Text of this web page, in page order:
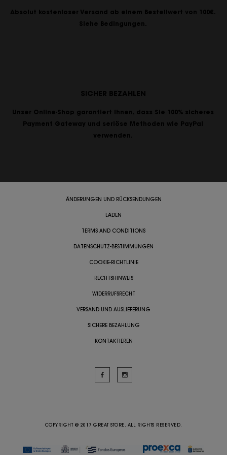
Absolut kostenloser Versand ab einem Bestellwert von 100€.
Siehe Bedingungen.
SICHER BEZAHLEN
Unser Online-Shop garantiert Ihnen, dass Sie 100% sicheres
Payment Gateway und seriöse Methoden wie PayPal
verwenden.
ÄNDERUNGEN UND RÜCKSENDUNGEN
LÄDEN
TERMS AND CONDITIONS
DATENSCHUTZ-BESTIMMUNGEN
COOKIE-RICHTLINIE
RECHTSHINWEIS
WIDERRUFSRECHT
VERSAND UND AUSLIEFERUNG
SICHERE BEZAHLUNG
KONTAKTIEREN
COPYRIGHT @ 2017 GREAT STORE. ALL RIGHTS RESERVED.